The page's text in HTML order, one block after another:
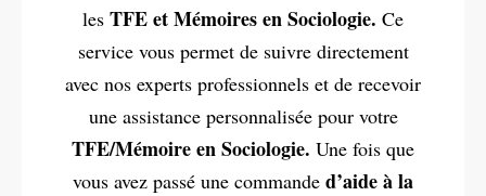
les TFE et Mémoires en Sociologie. Ce
service vous permet de suivre directement
avec nos experts professionnels et de recevoir
une assistance personnalisée pour votre
TFE/Mémoire en Sociologie. Une fois que
vous avez passé une commande d’aide à la